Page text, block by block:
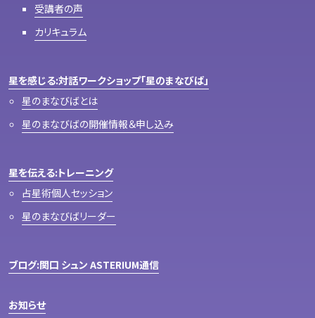
受講者の声
カリキュラム
星を感じる:対話ワークショップ「星のまなびば」
星のまなびばとは
星のまなびばの開催情報＆申し込み
星を伝える:トレーニング
占星術個人セッション
星のまなびばリーダー
ブログ:関口 シュン ASTERIUM通信
お知らせ